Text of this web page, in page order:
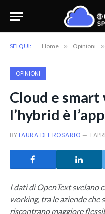
SEI QUI: Home » Opinioni »
OPINIONI
Cloud e
l’hybrid è
BYLAURA DEL ROSARIO 1
I dati di OpenText svelano
working, tra le aziende che
riscontrano maggiore